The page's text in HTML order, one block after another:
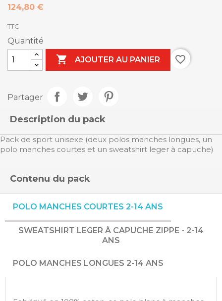
124,80 €
TTC
Quantité
 AJOUTER AU PANIER favorite_border
Partager
Description du pack
Pack de sport unisexe (deux polos manches longues, un
polo manches courtes et un sweatshirt leger à capuche)
Contenu du pack
POLO MANCHES COURTES 2-14 ANS
SWEATSHIRT LEGER À CAPUCHE ZIPPE - 2-14
ANS
POLO MANCHES LONGUES 2-14 ANS